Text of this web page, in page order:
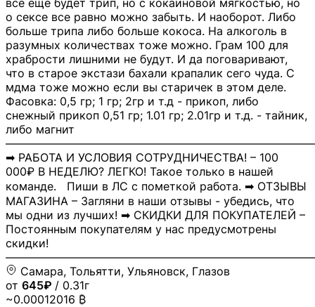
все еще будет трип, но с кокаиновой мягкостью, но
о сексе все равно можно забыть. И наоборот. Либо
больше трипа либо больше кокоса. На алкоголь в
разумных количествах тоже можно. Грам 100 для
храбрости лишними не будут. И да поговаривают,
что в старое экстази бахали крапалик сего чуда. С
мдма тоже можно если вы старичек в этом деле.
Фасовка: 0,5 гр; 1 гр; 2гр и т.д - прикоп, либо
снежный прикоп 0,51 гр; 1.01 гр; 2.01гр и т.д. - тайник,
либо магнит
➡ РАБОТА И УСЛОВИЯ СОТРУДНИЧЕСТВА! – 100
000₽ В НЕДЕЛЮ? ЛЕГКО! Такое только в нашей
команде. Пиши в ЛС с пометкой работа. ➡ ОТЗЫВЫ
МАГАЗИНА – Загляни в наши отзывы - убедись, что
мы одни из лучших! ➡ СКИДКИ ДЛЯ ПОКУПАТЕЛЕЙ –
Постоянным покупателям у нас предусмотрены
скидки!
Самара, Тольятти, Ульяновск, Глазов
от 645₽ / 0.31г
~0.00012016 ₿